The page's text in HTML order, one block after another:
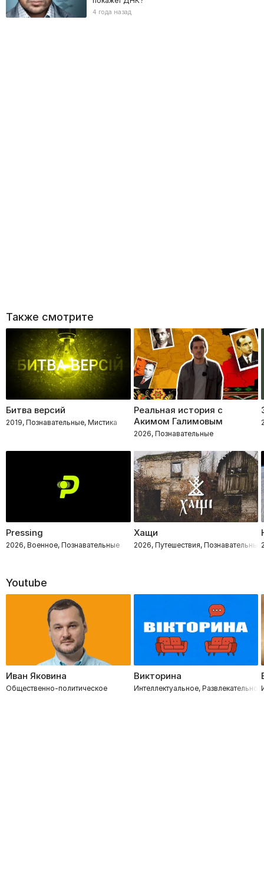
4 года назад
Также смотрите
Битва версий
2019, Познавательные, Мистика
Реальная история с
Акимом Галимовым
2026, Познавательные
Pressing
2026, Военное, Познавательные
Хащи
2026, Путешествия, Познавательные
Youtube
Иван Яковина
Общественно-политическое
Викторина
Интеллектуальное, Развлекательное